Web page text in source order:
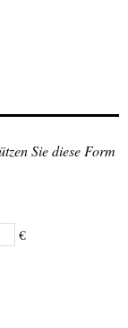
Sie diese Form
€